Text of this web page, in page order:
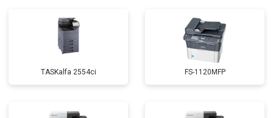
TASKalfa 2554ci FS-1120MFP